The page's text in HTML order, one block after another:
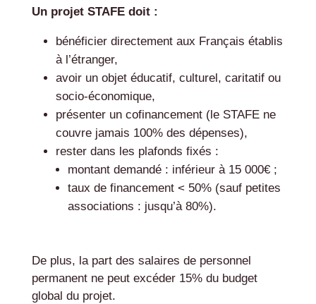
Un projet STAFE doit :
bénéficier directement aux Français établis
à l’étranger,
avoir un objet éducatif, culturel, caritatif ou
socio-économique,
présenter un cofinancement (le STAFE ne
couvre jamais 100% des dépenses),
rester dans les plafonds fixés :
montant demandé : inférieur à 15 000€ ;
taux de financement < 50% (sauf petites
associations : jusqu’à 80%).
De plus, la part des salaires de personnel
permanent ne peut excéder 15% du budget
global du projet.